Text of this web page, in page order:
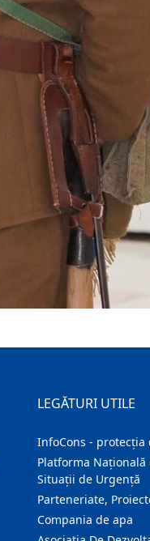
LEGĂTURI UTILE
InfoCons -
Platforma
Situații de Urgență
Parteneriate,
Compania de apa